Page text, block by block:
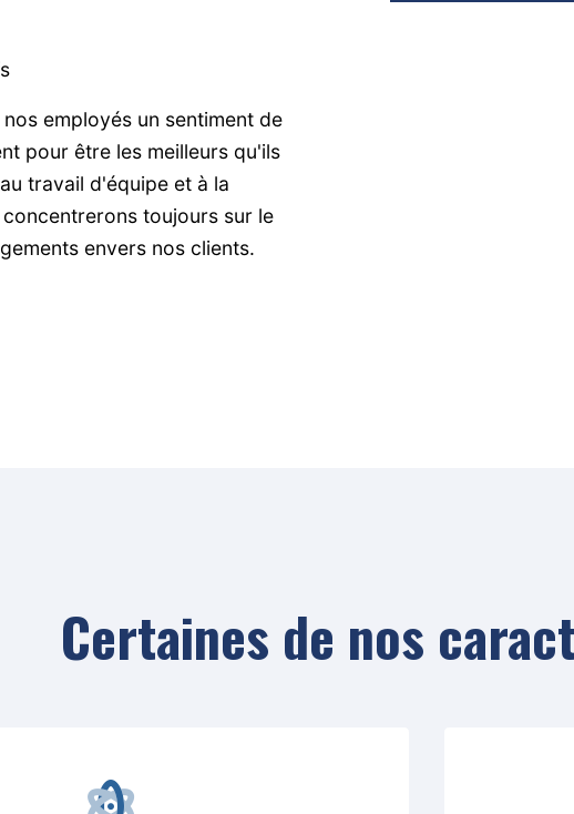
employés un sentiment de
pour être les meilleurs qu'ils
travail d'équipe et à la
toujours sur le
envers nos clients.
Certaines de nos